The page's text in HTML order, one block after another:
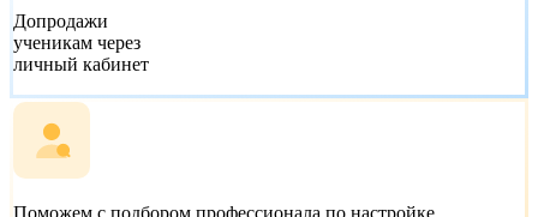
Допродажи
ученикам через
личный кабинет